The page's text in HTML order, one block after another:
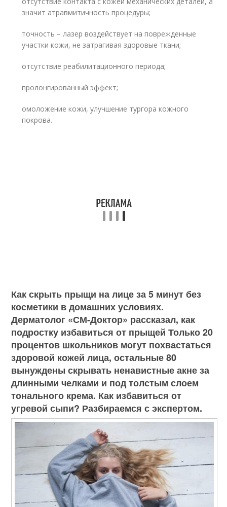
значит атравмитичность процедуры;
точность – лазер воздействует на поврежденные
участки кожи, не затрагивая здоровые ткани;
отсутствие реабилитационного периода;
пролонгированный эффект;
омоложение кожи, улучшение тургора кожного
покрова.
Как скрыть прыщи на лице за 5 минут без
косметики в домашних условиях.
Дерматолог «СМ-Доктор» рассказал, как
подростку избавиться от прыщей Только 20
процентов школьников могут похвастаться
здоровой кожей лица, остальные 80
вынуждены скрывать ненавистные акне за
длинными челками и под толстым слоем
тонального крема. Как избавиться от
угревой сыпи? Разбираемся с экспертом.